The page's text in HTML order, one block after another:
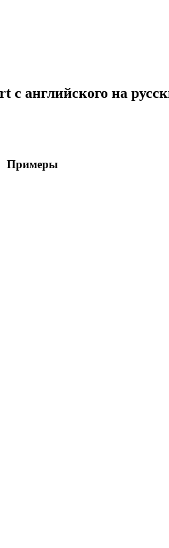
с английского на
Примеры